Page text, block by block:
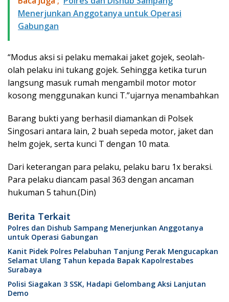
Menerjunkan Anggotanya untuk Operasi
Gabungan
“Modus aksi si pelaku memakai jaket gojek, seolah-
olah pelaku ini tukang gojek. Sehingga ketika turun
langsung masuk rumah mengambil motor motor
kosong menggunakan kunci T.”ujarnya menambahkan
Barang bukti yang berhasil diamankan di Polsek
Singosari antara lain, 2 buah sepeda motor, jaket dan
helm gojek, serta kunci T dengan 10 mata.
Dari keterangan para pelaku, pelaku baru 1x beraksi.
Para pelaku diancam pasal 363 dengan ancaman
hukuman 5 tahun.(Din)
Berita Terkait
Polres dan Dishub Sampang Menerjunkan Anggotanya
untuk Operasi Gabungan
Kanit Pidek Polres Pelabuhan Tanjung Perak Mengucapkan
Selamat Ulang Tahun kepada Bapak Kapolrestabes
Surabaya
Polisi Siagakan 3 SSK, Hadapi Gelombang Aksi Lanjutan
Demo